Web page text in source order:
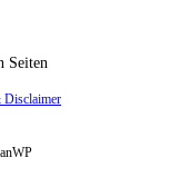
Seiten
Disclaimer